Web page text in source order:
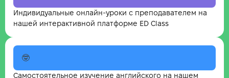
Индивидуальные онлайн-уроки с преподавателем на
нашей интерактивной платформе ED Class
🤓
Самостоятельное изучение английского на нашем